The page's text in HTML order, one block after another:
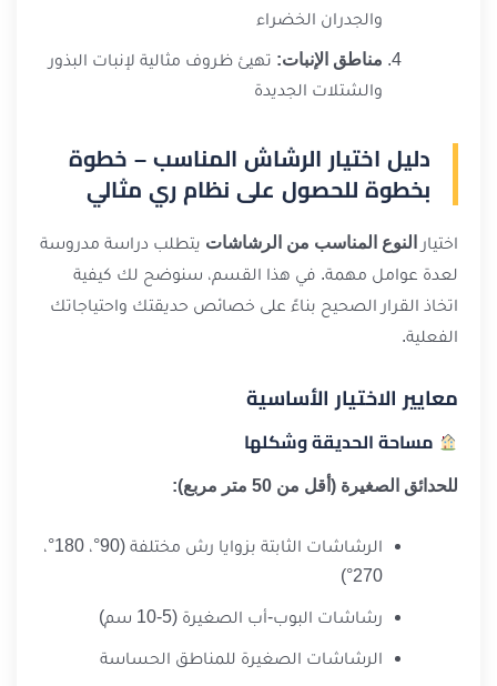
والجدران الخضراء
مناطق الإنبات: تهيئ ظروف مثالية لإنبات البذور
والشتلات الجديدة
دليل اختيار الرشاش المناسب – خطوة
بخطوة للحصول على نظام ري مثالي
اختيار النوع المناسب من الرشاشات يتطلب دراسة مدروسة
لعدة عوامل مهمة. في هذا القسم، سنوضح لك كيفية
اتخاذ القرار الصحيح بناءً على خصائص حديقتك واحتياجاتك
الفعلية.
معايير الاختيار الأساسية
مساحة الحديقة وشكلها
للحدائق الصغيرة (أقل من 50 متر مربع):
الرشاشات الثابتة بزوايا رش مختلفة (90°، 180°،
270°)
رشاشات البوب-أب الصغيرة (5-10 سم)
الرشاشات الصغيرة للمناطق الحساسة